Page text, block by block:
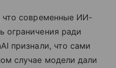
что современные ИИ-
ограничения ради
признали, что сами
случае модели дали